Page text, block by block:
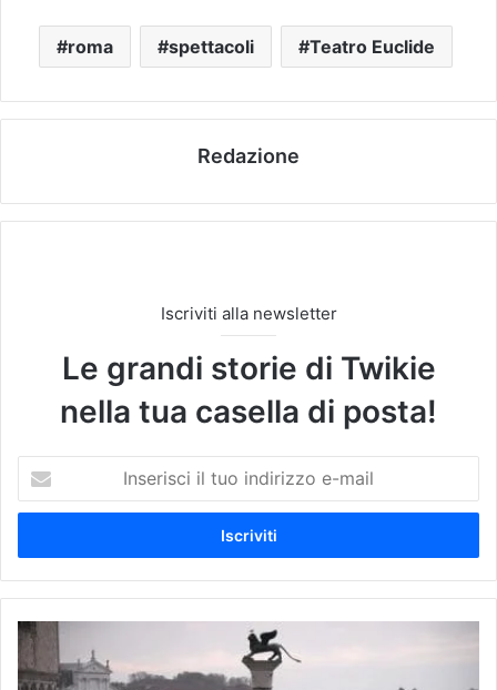
roma spettacoli Teatro Euclide
Redazione
Iscriviti alla newsletter
Le grandi storie di Twikie
nella tua casella di posta!
s
r
i
c
i
C
M